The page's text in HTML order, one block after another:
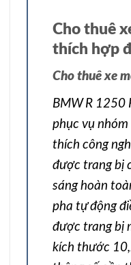
Cho thuê
thích hợp
Cho thuê xe
BMW R 1250
phục vụ
thích công
được trang bị
sáng hoàn
pha tự động
được trang bị
kích thước